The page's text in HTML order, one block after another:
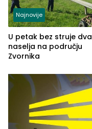
Najnovije
U petak bez struje dva
naselja na području
Zvornika